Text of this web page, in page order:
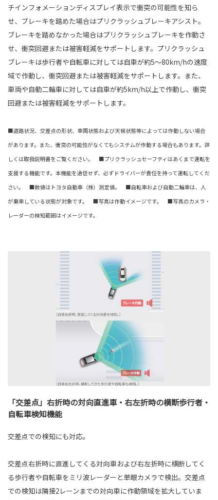
チインフォメーションディスプレイ表示で衝突の可能性を知ら
せ、ブレーキを踏めた場合はプリクラッシュブレーキアシスト。
ブレーキを踏めなかった場合はプリクラッシュブレーキを作動さ
せ、衝突回避または被害軽減をサポートします。プリクラッシュ
ブレーキは歩行者や自転車に対しては自車が約5～80km/hの速度
域で作動し、衝突回避または被害軽減をサポートします。また、
車両や自動二輪車に対しては自車が約5km/h以上で作動し、衝突
回避または被害軽減をサポートします。
■道路状況、交差点の形状、車両状態および天候状態等によっては作動しない場合
があります。また、衝突の可能性がなくてもシステムが作動する場合もあります。詳
しくは取扱説明書をご覧ください。 ■プリクラッシュセーフティはあくまで運転を
支援する機能です。本機能を過信せず、必ずドライバーが責任を持って運転してくだ
さい。 ■数値はトヨタ自動車（株）測定値。 ■自転車および自動二輪車は、人
が乗車している状態が対象です。 ■写真は作動イメージです。 ■写真のカメラ・
レーダーの検知範囲はイメージです。
「交差点」右折時の対向直進車・右左折時の横断歩行者・
自転車検知機能
交差点での検知にも対応。
交差点右折時に直進してくる対向車および右左折時に横断してく
る歩行者や自転車をミリ波レーダーと単眼カメラで検出。交差点
での検知は隣接2レーンまでの対向車に作動領域を拡大していま